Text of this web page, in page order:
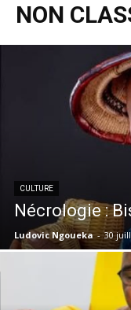
NON
CULTURE
Nécrologie :
Ludovic Ngoueka - 30